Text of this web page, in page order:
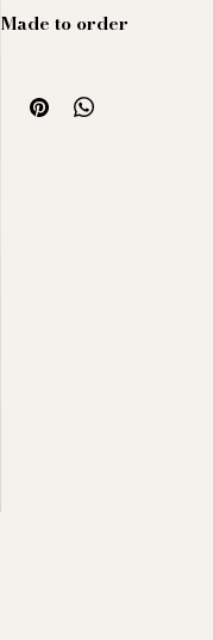
Col Massimiliano 'one
Made to order
la meilleure qualité
notre impact écologique.